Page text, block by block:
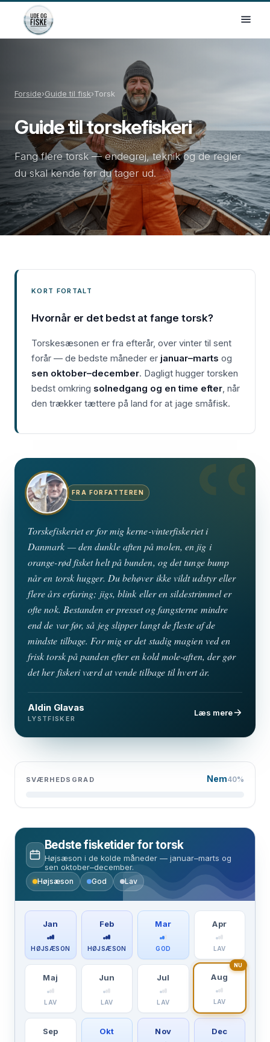
Forside›Guide til fisk›Torsk
Guide til torskefiskeri
Fang flere torsk — endegrej, teknik og de regler
du skal kende før du tager ud.
KORT FORTALT
Hvornår er det bedst at fange torsk?
Torskesæsonen er fra efterår, over vinter til sent
forår — de bedste måneder er januar–marts og
sen oktober–december. Dagligt hugger torsken
bedst omkring solnedgang og en time efter , når
den trækker tættere på land for at jage småfisk.
FRA FORFATTEREN
Torskefiskeriet er for mig kerne-vinterfiskeriet i
Danmark — den dunkle aften på molen, en jig i
orange-rød fisket helt på bunden, og det tunge bump
når en torsk hugger. Du behøver ikke vildt udstyr eller
flere års erfaring; jigs, blink eller en sildestrimmel er
ofte nok. Bestanden er presset og fangsterne mindre
end de var før, så jeg slipper langt de fleste af de
mindste tilbage. For mig er det stadig magien ved en
frisk torsk på panden efter en kold mole-aften, der gør
det her fiskeri værd at vende tilbage til hvert år.
Aldin Glavas
LYSTFISKER
Læs mere
SVÆRHEDSGRAD Nem40%
Bedste fisketider for torsk
Højsæson i de kolde måneder — januar–marts og
sen oktober–december.
Højsæson God Lav
Jan
HØJSÆSON
Feb
HØJSÆSON
Mar
GOD
Apr
LAV
Maj
LAV
Jun
LAV
Jul
LAV
NU
Aug
LAV
Sep Okt Nov Dec